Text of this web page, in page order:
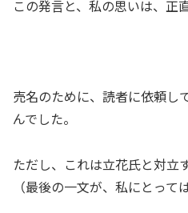
この発言と、私の思いは、正
売名のために、読者に依頼し
んでした。
ただし、これは立花氏と対立
（最後の一文が、私にとって